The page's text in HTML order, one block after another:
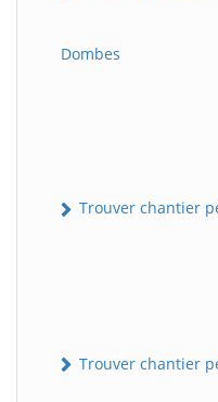
Dombes
Trouver chantier
Trouver chantier